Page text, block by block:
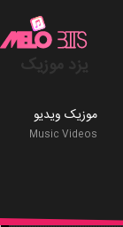
موزیک ویدیو
Music Videos